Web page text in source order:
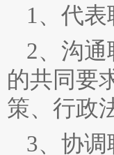
1、代
2、沟
的共同要
策、行政
3、协